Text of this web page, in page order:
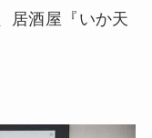
居酒屋『いか天